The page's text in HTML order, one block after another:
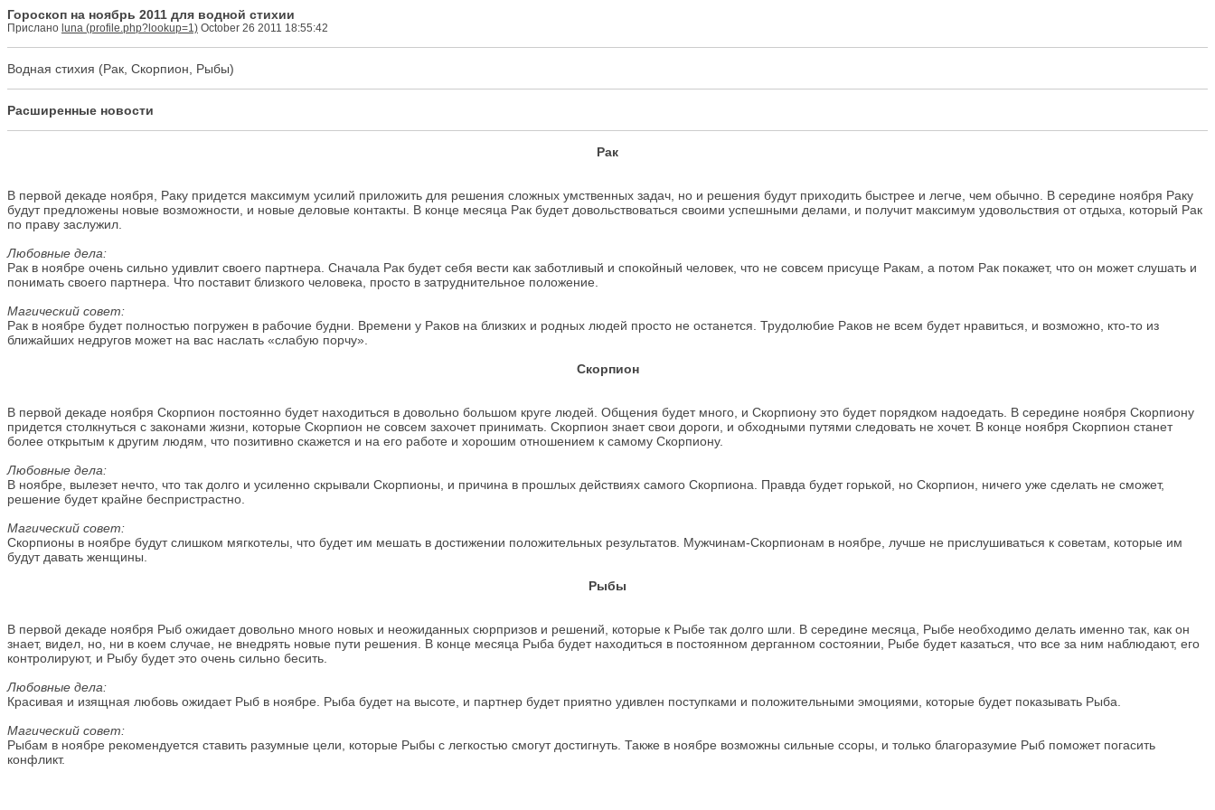
Гороскоп на ноябрь 2011 для водной стихии
Прислано luna October 26 2011 18:55:42
Водная стихия (Рак, Скорпион, Рыбы)
Расширенные новости
Рак
В первой декаде ноября, Раку придется максимум усилий приложить для решения сложных умственных задач, но и решения будут приходить быстрее и легче, чем обычно. В середине ноября Раку
будут предложены новые возможности, и новые деловые контакты. В конце месяца Рак будет довольствоваться своими успешными делами, и получит максимум удовольствия от отдыха, который Рак
по праву заслужил.
Любовные дела:
Рак в ноябре очень сильно удивлит своего партнера. Сначала Рак будет себя вести как заботливый и спокойный человек, что не совсем присуще Ракам, а потом Рак покажет, что он может слушать и
понимать своего партнера. Что поставит близкого человека, просто в затруднительное положение.
Магический совет:
Рак в ноябре будет полностью погружен в рабочие будни. Времени у Раков на близких и родных людей просто не останется. Трудолюбие Раков не всем будет нравиться, и возможно, кто-то из
ближайших недругов может на вас наслать «слабую порчу».
Скорпион
В первой декаде ноября Скорпион постоянно будет находиться в довольно большом круге людей. Общения будет много, и Скорпиону это будет порядком надоедать. В середине ноября Скорпиону
придется столкнуться с законами жизни, которые Скорпион не совсем захочет принимать. Скорпион знает свои дороги, и обходными путями следовать не хочет. В конце ноября Скорпион станет
более открытым к другим людям, что позитивно скажется и на его работе и хорошим отношением к самому Скорпиону.
Любовные дела:
В ноябре, вылезет нечто, что так долго и усиленно скрывали Скорпионы, и причина в прошлых действиях самого Скорпиона. Правда будет горькой, но Скорпион, ничего уже сделать не сможет,
решение будет крайне беспристрастно.
Магический совет:
Скорпионы в ноябре будут слишком мягкотелы, что будет им мешать в достижении положительных результатов. Мужчинам-Скорпионам в ноябре, лучше не прислушиваться к советам, которые им
будут давать женщины.
Рыбы
В первой декаде ноября Рыб ожидает довольно много новых и неожиданных сюрпризов и решений, которые к Рыбе так долго шли. В середине месяца, Рыбе необходимо делать именно так, как он
знает, видел, но, ни в коем случае, не внедрять новые пути решения. В конце месяца Рыба будет находиться в постоянном дерганном состоянии, Рыбе будет казаться, что все за ним наблюдают, его
контролируют, и Рыбу будет это очень сильно бесить.
Любовные дела:
Красивая и изящная любовь ожидает Рыб в ноябре. Рыба будет на высоте, и партнер будет приятно удивлен поступками и положительными эмоциями, которые будет показывать Рыба.
Магический совет:
Рыбам в ноябре рекомендуется ставить разумные цели, которые Рыбы с легкостью смогут достигнуть. Также в ноябре возможны сильные ссоры, и только благоразумие Рыб поможет погасить
конфликт.